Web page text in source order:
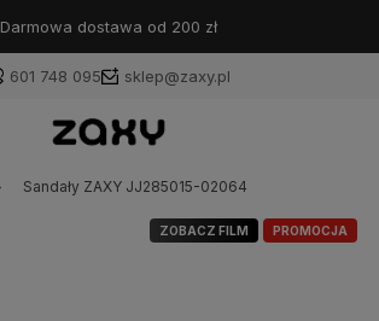
Darmowa dostawa od 200 zł
601 748 095 sklep@zaxy.pl
Sandały ZAXY JJ285015-02064
PROMOCJA
ZOBACZ FILM